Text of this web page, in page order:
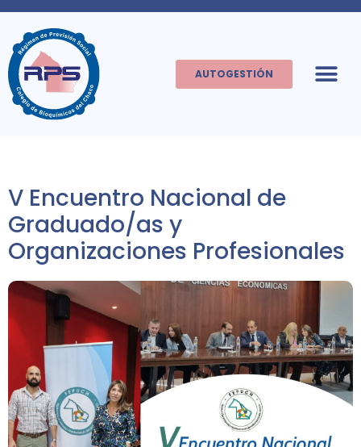
AUTOGESTIÓN
V Encuentro Nacional de
Graduado/as y
Organizaciones Profesionales